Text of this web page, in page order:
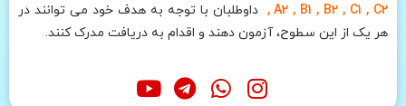
, A2 , B1 , B2 , C1 , C2 داوطلبان با توجه به هدف خود می توانند در
هر یک از این سطوح، آزمون دهند و اقدام به دریافت مدرک کنند.